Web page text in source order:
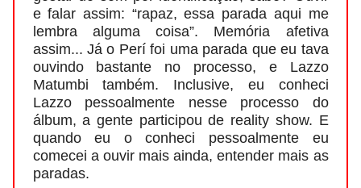
e falar assim: “rapaz, essa parada aqui me
lembra alguma coisa”. Memória afetiva
assim... Já o Perí foi uma parada que eu tava
ouvindo bastante no processo, e Lazzo
Matumbi também. Inclusive, eu conheci
Lazzo pessoalmente nesse processo do
álbum, a gente participou de reality show. E
quando eu o conheci pessoalmente eu
comecei a ouvir mais ainda, entender mais as
paradas.